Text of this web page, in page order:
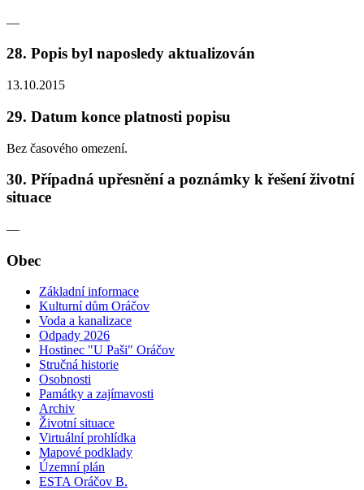
—
28. Popis byl naposledy aktualizován
13.10.2015
29. Datum konce platnosti popisu
Bez časového omezení.
30. Případná upřesnění a poznámky k řešení životní
situace
—
Obec
Základní informace
Kulturní dům Oráčov
Voda a kanalizace
Odpady 2026
Hostinec "U Paši" Oráčov
Stručná historie
Osobnosti
Památky a zajímavosti
Archiv
Životní situace
Virtuální prohlídka
Mapové podklady
Územní plán
ESTA Oráčov B.